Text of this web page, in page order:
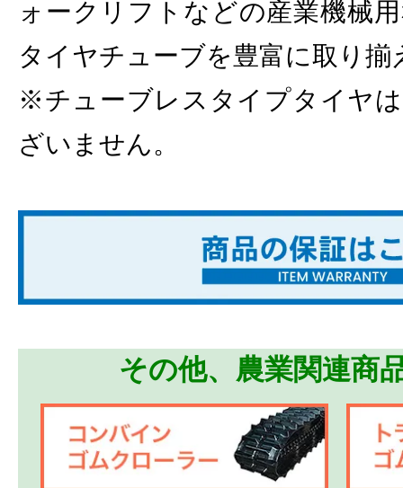
ォークリフトなどの産業機械
タイヤチューブを豊富に取り揃
※チューブレスタイプタイヤ
ざいません。